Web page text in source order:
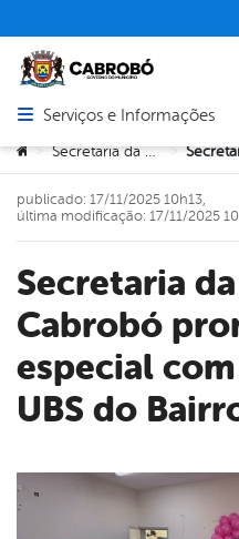
Abrir menu principal de
Serviços e Informações
Você está aqui:
> Secretaria da Mulher >
Secretaria da Mulher de
Cabrobó
especial
UBS do
publicado: 17/11/2025 10h13,
última modificação: 17/11/2025